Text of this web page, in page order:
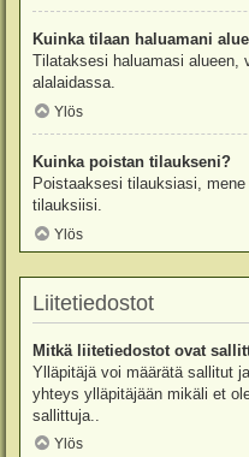
Kuinka tilaan haluamani
Tilataksesi haluamasi alueen,
alalaidassa.
Ylös
Kuinka poistan tilaukseni?
Poistaaksesi tilauksiasi,
tilauksiisi.
Ylös
Liitetiedostot
Mitkä liitetiedostot ovat
Ylläpitäjä voi määrätä sallitut
yhteys ylläpitäjään mikäli et
sallittuja..
Ylös